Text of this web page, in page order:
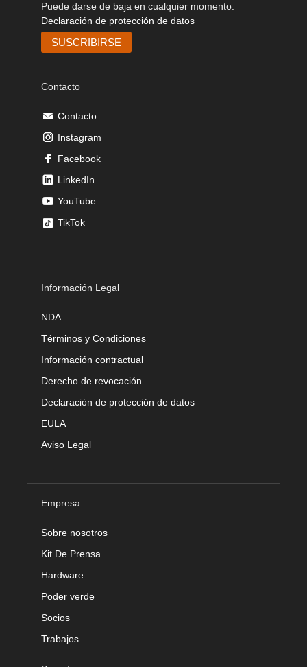
Puede darse de baja en cualquier momento.
Declaración de protección de datos
Contacto
Contacto
Instagram
Facebook
LinkedIn
YouTube
TikTok
Información Legal
NDA
Términos y Condiciones
Información contractual
Derecho de revocación
Declaración de protección de datos
EULA
Aviso Legal
Empresa
Sobre nosotros
Kit De Prensa
Hardware
Poder verde
Socios
Trabajos